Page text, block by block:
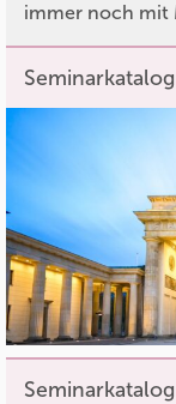
immer noch mit